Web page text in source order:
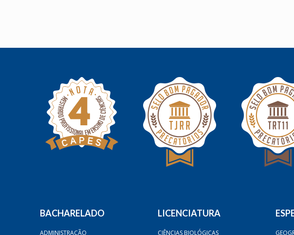
BACHARELADO
ADMINISTRAÇÃO
LICENCIATURA
CIÊNCIAS BIOLÓGICAS